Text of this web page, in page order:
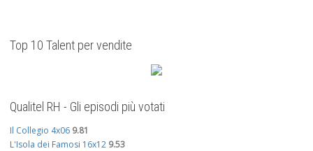
Top 10 Talent per vendite
Qualitel RH - Gli episodi più votati
Il Collegio 4x06 9.81
L'Isola dei Famosi 16x12 9.53